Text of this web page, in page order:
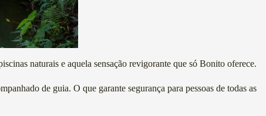
naturais e aquela sensação revigorante que só Bonito oferece.
de guia. O que garante segurança para pessoas de todas as